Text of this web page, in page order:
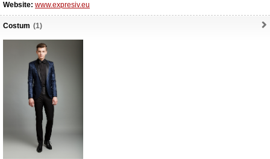
Website: www.expresiv.eu
Costum (1)